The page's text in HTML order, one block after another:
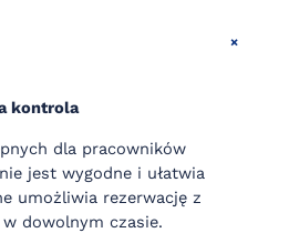
+
kontrola
dla pracowników
jest wygodne i ułatwia
umożliwia rezerwację z
dowolnym czasie.